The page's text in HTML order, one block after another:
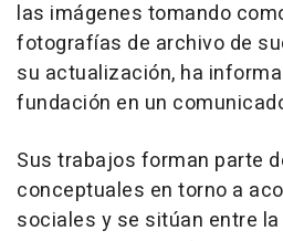
las imágenes tomando
fotografías de archivo de
su actualización, ha
fundación en un
Sus trabajos forman parte
conceptuales en torno a
sociales y se sitúan entre